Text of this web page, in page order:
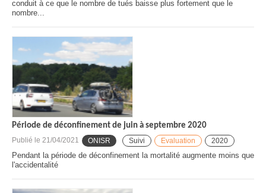
conduit à ce que le nombre de tués baisse plus fortement que le
nombre...
Période de déconfinement de juin à septembre 2020
Publié le 21/04/2021 ONISR Suivi Evaluation 2020
Pendant la période de déconfinement la mortalité augmente moins que
l'accidentalité